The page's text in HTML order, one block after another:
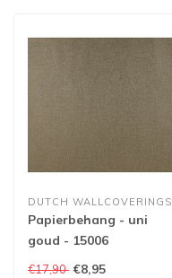
DUTCH WALLCOVERINGS
Papierbehang - uni
goud - 15006
€17,90 €8,95